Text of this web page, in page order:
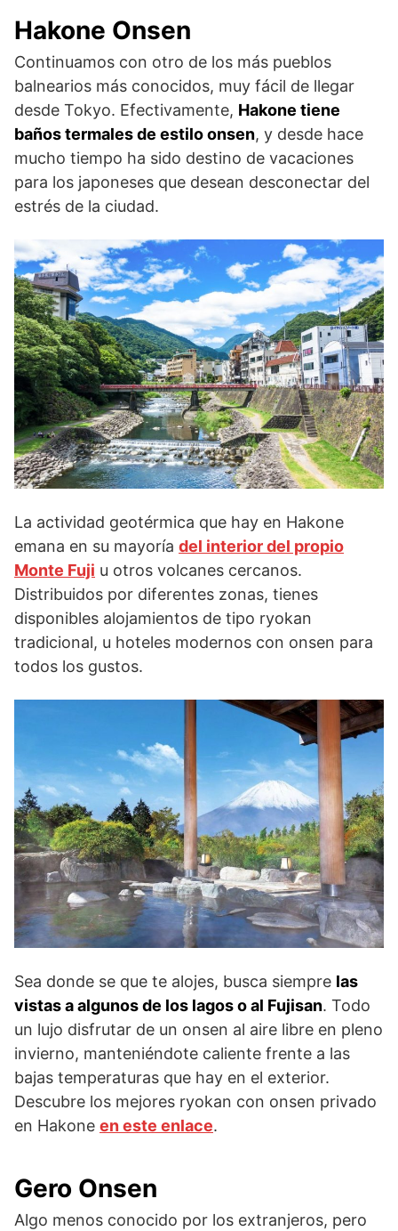
Hakone Onsen
Continuamos con otro de los más pueblos
balnearios más conocidos, muy fácil de llegar
desde Tokyo. Efectivamente, Hakone tiene
baños termales de estilo onsen, y desde hace
mucho tiempo ha sido destino de vacaciones
para los japoneses que desean desconectar del
estrés de la ciudad.
La actividad geotérmica que hay en Hakone
emana en su mayoría del interior del propio
Monte Fuji u otros volcanes cercanos.
Distribuidos por diferentes zonas, tienes
disponibles alojamientos de tipo ryokan
tradicional, u hoteles modernos con onsen para
todos los gustos.
Sea donde se que te alojes, busca siempre las
vistas a algunos de los lagos o al Fujisan. Todo
un lujo disfrutar de un onsen al aire libre en pleno
invierno, manteniéndote caliente frente a las
bajas temperaturas que hay en el exterior.
Descubre los mejores ryokan con onsen privado
en Hakone en este enlace.
Gero Onsen
Algo menos conocido por los extranjeros, pero